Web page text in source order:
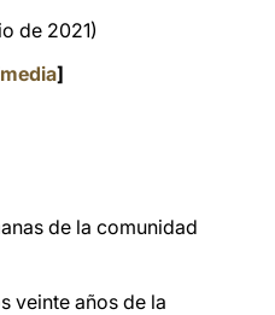
de 2021)
]
de la comunidad
veinte años de la